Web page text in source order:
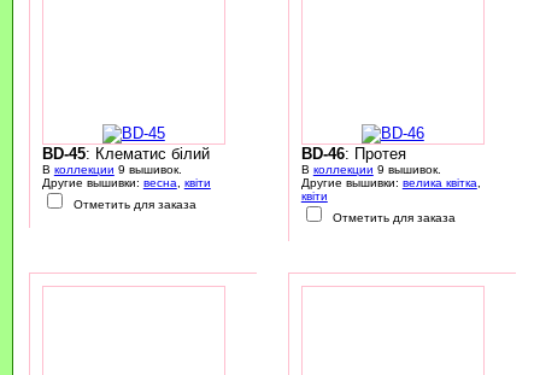
BD-45: Клематис білий
В коллекции 9 вышивок.
Другие вышивки: весна
квіти
Отметить для заказа
BD-46: Протея
В коллекции 9 вышивок.
Другие вышивки: велика квітка
квіти
Отметить для заказа